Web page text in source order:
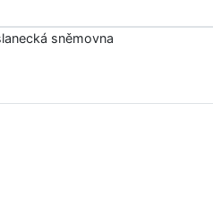
sněmovna